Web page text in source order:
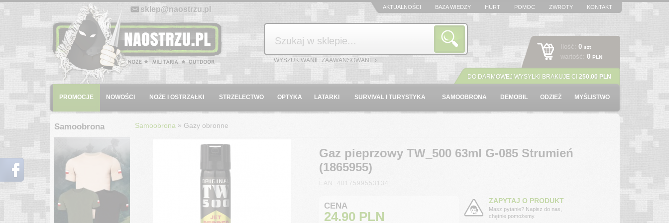
AKTUALNOŚCI BAZA WIEDZY HURT POMOC ZWROTY KONTAKT
E-mail:
sklep@naostrzu.pl
Ilość: 0 szt
wartość: 0 PLN
Szukaj
WYSZUKIWANIE ZAAWANSOWANE ›
DO DARMOWEJ WYSYŁKI BRAKUJE CI 250.00 PLN
Menu
PROMOCJE NOWOŚCI NOŻE I OSTRZAŁKI STRZELECTWO OPTYKA LATARKI SURVIVAL I TURYSTYKA SAMOOBRONA DEMOBIL ODZIEŻ MYŚLISTWO
Samoobrona Samoobrona » Gazy obronne
Gaz pieprzowy TW_500 63ml G-085 Strumień
(1865955)
EAN: 4017599553134
CENA
24.90 PLN
ZAPYTAJ O PRODUKT
Masz pytanie? Napisz do nas,
chętnie pomożemy.